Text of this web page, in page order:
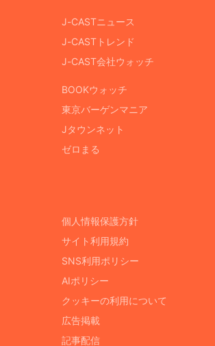
J-CASTニュース
J-CASTトレンド
J-CAST会社ウォッチ
BOOKウォッチ
東京バーゲンマニア
Jタウンネット
ゼロまる
個人情報保護方針
サイト利用規約
SNS利用ポリシー
AIポリシー
クッキーの利用について
広告掲載
記事配信